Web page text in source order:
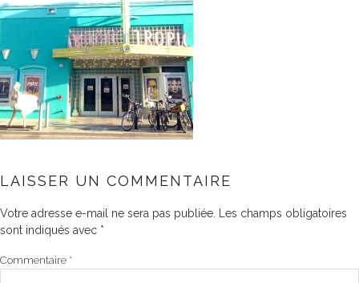
LAISSER UN COMMENTAIRE
Votre adresse e-mail ne sera pas publiée.
Les champs obligatoires
sont indiqués avec *
Commentaire *